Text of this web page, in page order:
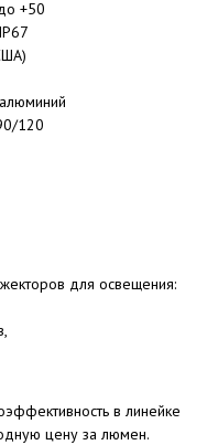
+50
120
для освещения:
в линейке
цену за люмен.